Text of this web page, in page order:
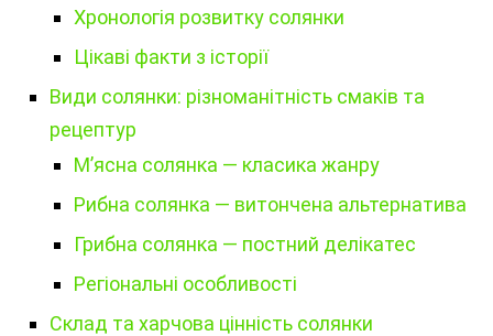
Хронологія розвитку солянки
Цікаві факти з історії
Види солянки: різноманітність смаків та
рецептур
М’ясна солянка — класика жанру
Рибна солянка — витончена альтернатива
Грибна солянка — постний делікатес
Регіональні особливості
Склад та харчова цінність солянки